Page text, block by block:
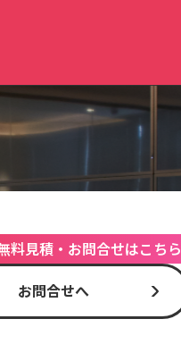
料見積・お問合せはこちら
お問合せへ